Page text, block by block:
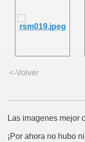
<-Volver
Las imagenes mejor
¡Por ahora no hubo